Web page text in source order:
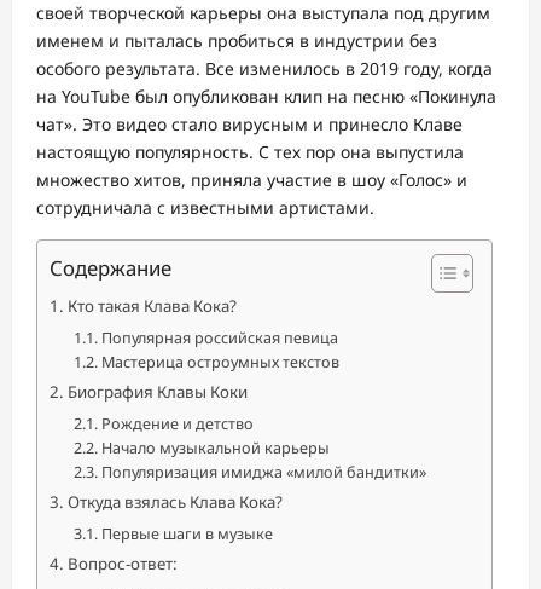
своей творческой карьеры она выступала под другим
именем и пыталась пробиться в индустрии без
особого результата. Все изменилось в 2019 году, когда
на YouTube был опубликован клип на песню «Покинула
чат». Это видео стало вирусным и принесло Клаве
настоящую популярность. С тех пор она выпустила
множество хитов, приняла участие в шоу «Голос» и
сотрудничала с известными артистами.
Содержание
Кто такая Клава Кока?
Популярная российская певица
Мастерица остроумных текстов
Биография Клавы Коки
Рождение и детство
Начало музыкальной карьеры
Популяризация имиджа «милой бандитки»
Откуда взялась Клава Кока?
Первые шаги в музыке
Вопрос-ответ: